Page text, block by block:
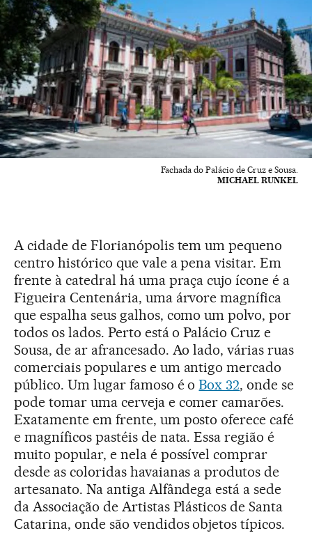
Fachada do Palácio de Cruz e Sousa.
MICHAEL RUNKEL
A cidade de Florianópolis tem um pequeno
centro histórico que vale a pena visitar. Em
frente à catedral há uma praça cujo ícone é a
Figueira Centenária, uma árvore magnífica
que espalha seus galhos, como um polvo, por
todos os lados. Perto está o Palácio Cruz e
Sousa, de ar afrancesado. Ao lado, várias ruas
comerciais populares e um antigo mercado
público. Um lugar famoso é oBox 32, onde se
pode tomar uma cerveja e comer camarões.
Exatamente em frente, um posto oferece café
e magníficos pastéis de nata. Essa região é
muito popular, e nela é possível comprar
desde as coloridas havaianas a produtos de
artesanato. Na antiga Alfândega está a sede
da Associação de Artistas Plásticos de Santa
Catarina, onde são vendidos objetos típicos.